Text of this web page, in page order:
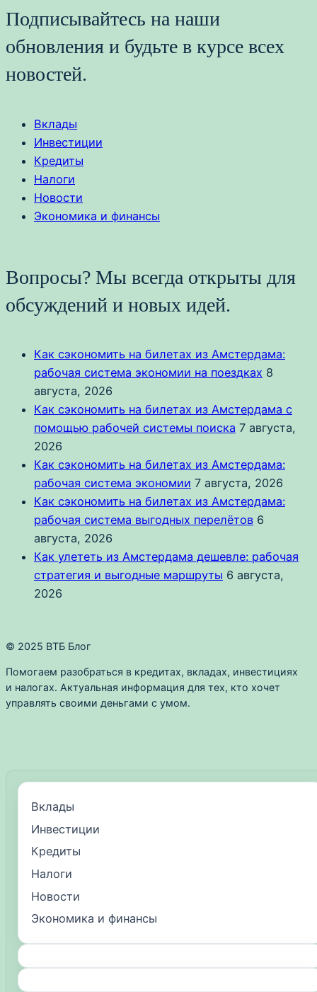
Подписывайтесь на наши
обновления и будьте в курсе всех
новостей.
Вклады
Инвестиции
Кредиты
Налоги
Новости
Экономика и финансы
Вопросы? Мы всегда открыты для
обсуждений и новых идей.
Как сэкономить на билетах из Амстердама:
рабочая система экономии на поездках 8
августа, 2026
Как сэкономить на билетах из Амстердама с
помощью рабочей системы поиска 7 августа,
2026
Как сэкономить на билетах из Амстердама:
рабочая система экономии 7 августа, 2026
Как сэкономить на билетах из Амстердама:
рабочая система выгодных перелётов 6
августа, 2026
Как улететь из Амстердама дешевле: рабочая
стратегия и выгодные маршруты 6 августа,
2026
© 2025 ВТБ Блог
Помогаем разобраться в кредитах, вкладах, инвестициях
и налогах. Актуальная информация для тех, кто хочет
управлять своими деньгами с умом.
Вклады
Инвестиции
Кредиты
Налоги
Новости
Экономика и финансы